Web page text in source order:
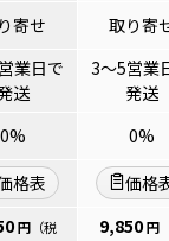
寄せ
取り寄
業日で
送
3～5営業
発送
0%
0%
格表
価格
円（税
9,850 円